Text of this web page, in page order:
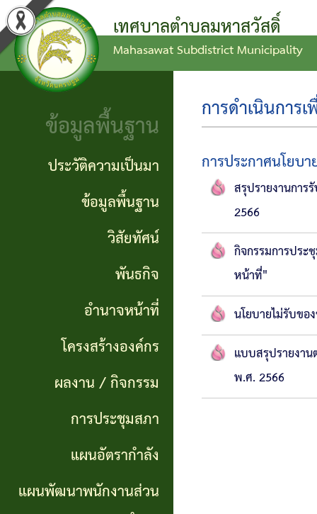
ข่าว
ประกาศ
ทั่วไป
ประกาศ
จัดซื้อ
จัดจ้าง
รายงาน
จัดซื้อ
จัดจ้าง
ข่าว
จัด
ซื้อ
ข้อ
งบ
ประมาณ
แผน
พัฒนา
แผนการ
ดำเนิน
งาน
แผนการ
จัดซื้อ
ประวัติ
เป็นมา
ข้อมูล
พื้น
ฐาน
กิจ
หน้าที่
โครงสร้าง
องค์กร
เทศบาลตำบลมหาสวัสดิ์
Mahasawat Subdistrict Municipality
ข้อมูลพื้นฐาน
ประวัติความเป็นมา
ข้อมูลพื้นฐาน
วิสัยทัศน์
พันธกิจ
อำนาจหน้าที่
โครงสร้างองค์กร
ผลงาน / กิจกรรม
การประชุมสภา
แผนอัตรากำลัง
แผนพัฒนาพนักงานส่วน
การดำเนินการ
การประกาศนโยบ
สรุปรายงานกา
2566
กิจกรรมการปร
หน้าที่"
นโยบายไม่รับข
แบบสรุปรายงา
พ.ศ. 2566